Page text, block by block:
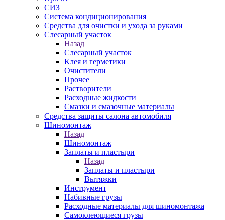
СИЗ
Система кондиционирования
Средства для очистки и ухода за руками
Слесарный участок
Назад
Слесарный участок
Клея и герметики
Очистители
Прочее
Растворители
Расходные жидкости
Смазки и смазочные материалы
Средства защиты салона автомобиля
Шиномонтаж
Назад
Шиномонтаж
Заплаты и пластыри
Назад
Заплаты и пластыри
Вытяжки
Инструмент
Набивные грузы
Расходные материалы для шиномонтажа
Самоклеющиеся грузы